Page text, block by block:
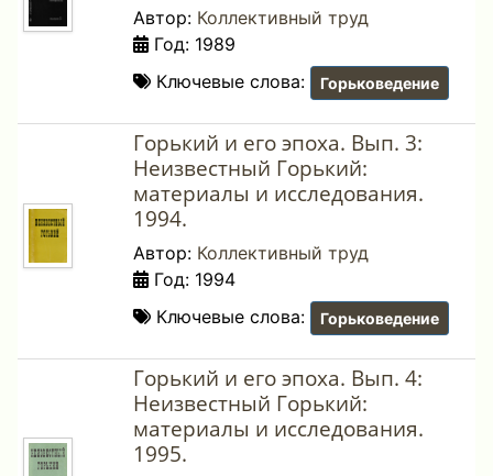
Автор: Коллективный труд
Год: 1989
Ключевые слова:
Горьковедение
Горький и его эпоха. Вып. 3:
Неизвестный Горький:
материалы и исследования.
1994.
Автор: Коллективный труд
Год: 1994
Ключевые слова:
Горьковедение
Горький и его эпоха. Вып. 4:
Неизвестный Горький:
материалы и исследования.
1995.